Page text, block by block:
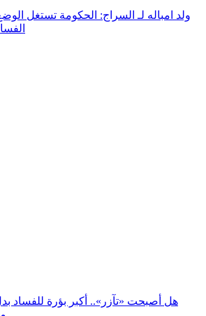
ولد امباله لـ السراج: الحكومة تستغل
هل أصبحت «تآزر».. أكبر بؤرة للفساد